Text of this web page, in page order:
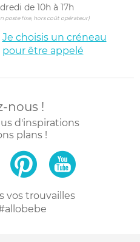
de 10h à 17h
poste fixe, hors coût opérateur)
Je choisis un créneau
pour être appelé
nous !
d'inspirations
plans !
vos trouvailles